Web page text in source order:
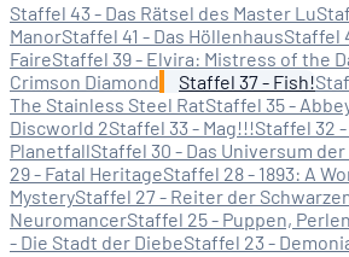
Staffel 43 - Das Rätsel des Master Lu
ManorStaffel 41 - Das HöllenhausStaffel
FaireStaffel 39 - Elvira: Mistress of the
Crimson Diamond
Staffel 37 - Fish!
The Stainless Steel RatStaffel 35 -
Discworld 2Staffel 33 - Mag!!!Staffel 32
PlanetfallStaffel 30 - Das Universum
29 - Fatal HeritageStaffel 28 - 1893: A
MysteryStaffel 27 - Reiter der
NeuromancerStaffel 25 - Puppen,
- Die Stadt der DiebeStaffel 23 -